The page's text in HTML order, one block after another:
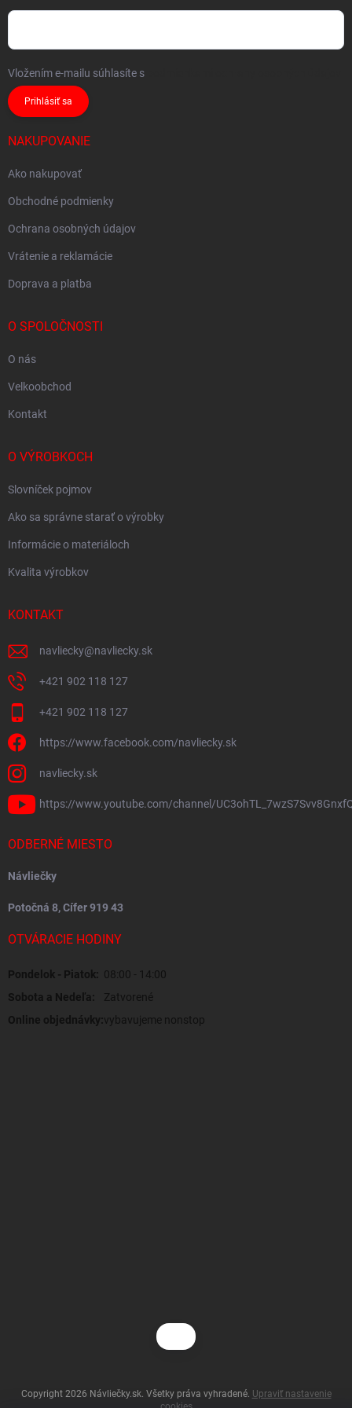
Vložením e-mailu súhlasíte s
Prihlásiť sa
NAKUPOVANIE
Ako nakupovať
Obchodné podmienky
Ochrana osobných údajov
Vrátenie a reklamácie
Doprava a platba
O SPOLOČNOSTI
O nás
Velkoobchod
Kontakt
O VÝROBKOCH
Slovníček pojmov
Ako sa správne starať o výrobky
Informácie o materiáloch
Kvalita výrobkov
KONTAKT
navliecky@navliecky.sk
+421 902 118 127
+421 902 118 127
https://www.facebook.com/navliecky.sk
navliecky.sk
https://www.youtube.com/channel/
ODBERNÉ MIESTO
Návliečky
Potočná 8, Cífer 919 43
OTVÁRACIE HODINY
Pondelok - Piatok: 08:00 - 14:00
Sobota a Nedeľa:
Zatvorené
Online objednávky:vybavujeme nonstop
Copyright 2026 Návliečky.sk. Všetky práva vyhradené. Upraviť nastavenie